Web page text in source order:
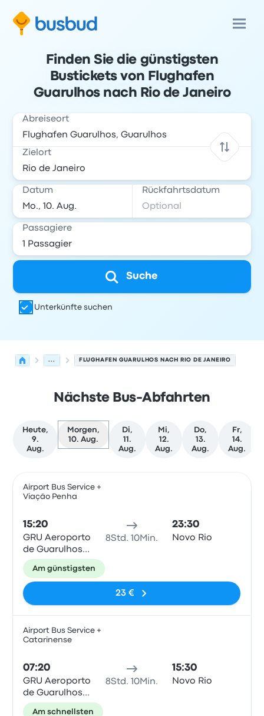
Finden Sie die günstigsten
Bustickets von Flughafen
Guarulhos nach Rio de Janeiro
Abreiseort
Zielort
Datum Rückfahrtsdatum
Passagiere
Suche
Unterkünfte suchen
... FLUGHAFEN GUARULHOS NACH RIO DE JANEIRO
Nächste Bus-Abfahrten
Heute,
9.
Aug.
Morgen,
10. Aug.
Di,
11.
Aug.
Mi,
12.
Aug.
Do,
13.
Aug.
Fr,
14.
Aug.
Airport Bus Service +
Viação Penha
15:20
GRU Aeroporto
de Guarulhos
T2/T3
8Std. 10Min.
23:30
Novo Rio
Am günstigsten
23 €
Airport Bus Service +
Catarinense
07:20
GRU Aeroporto
de Guarulhos
T2/T3
8Std. 10Min.
15:30
Novo Rio
Am schnellsten